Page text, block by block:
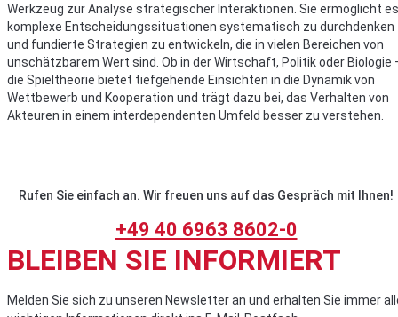
Werkzeug zur Analyse strategischer Interaktionen. Sie ermöglicht
komplexe Entscheidungssituationen systematisch zu durchdenken
und fundierte Strategien zu entwickeln, die in vielen Bereichen von
unschätzbarem Wert sind. Ob in der Wirtschaft, Politik oder Biologie
die Spieltheorie bietet tiefgehende Einsichten in die Dynamik von
Wettbewerb und Kooperation und trägt dazu bei, das Verhalten von
Akteuren in einem interdependenten Umfeld besser zu verstehen.
Rufen Sie einfach an. Wir freuen uns auf das Gespräch mit Ihnen!
+49 40 6963 8602-0
BLEIBEN SIE INFORMIERT
Melden Sie sich zu unseren Newsletter an und erhalten Sie immer